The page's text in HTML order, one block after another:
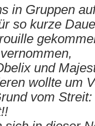
in Gruppen
so kurze
und
wollte um
vom Streit: